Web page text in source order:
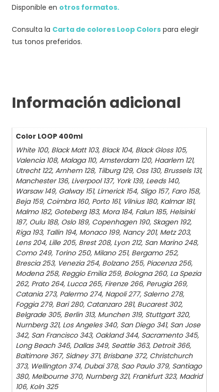
Disponible en otros formatos.
Consulta la Carta de colores Loop Colors para elegir
tus tonos preferidos.
Información adicional
Color LOOP 400ml
White 100, Black Matt 103, Black 104, Black Gloss 105,
Valencia 108, Malaga 110, Amsterdam 120, Haarlem 121,
Utrecht 122, Arnhem 128, Tilburg 129, Oss 130, Brussels 131,
Manchester 136, Liverpool 137, York 139, Leeds 140,
Warsaw 149, Galway 151, Limerick 154, Sligo 157, Faro 158,
Beja 159, Coimbra 160, Porto 161, Vilnius 180, Kalmar 181,
Malmo 182, Goteberg 183, Mora 184, Falun 185, Helsinki
187, Oulu 188, Oslo 189, Copenhagen 190, Skagen 192,
Riga 193, Tallin 194, Monaco 199, Nancy 201, Metz 203,
Lens 204, Lille 205, Brest 208, Lyon 212, San Marino 248,
Como 249, Torino 250, Milano 251, Bergamo 252,
Brescia 253, Venezia 254, Bolzano 255, Piacenza 256,
Modena 258, Reggio Emilia 259, Bologna 260, La Spezia
262, Prato 264, Lucca 265, Firenze 266, Perugia 269,
Catania 273, Palermo 274, Napoli 277, Salerno 278,
Foggia 279, Bari 280, Catanzaro 281, Bucarest 302,
Belgrade 305, Berlin 313, Munchen 319, Stuttgart 320,
Nurnberg 321, Los Angeles 340, San Diego 341, San Jose
342, San Francisco 343, Oakland 344, Sacramento 345,
Long Beach 346, Dallas 349, Seattle 363, Detroit 366,
Baltimore 367, Sidney 371, Brisbane 372, Christchurch
373, Wellington 374, Dubai 378, Sao Paulo 379, Santiago
380, Melbourne 370, Nurnberg 321, Frankfurt 323, Madrid
106, Koln 325